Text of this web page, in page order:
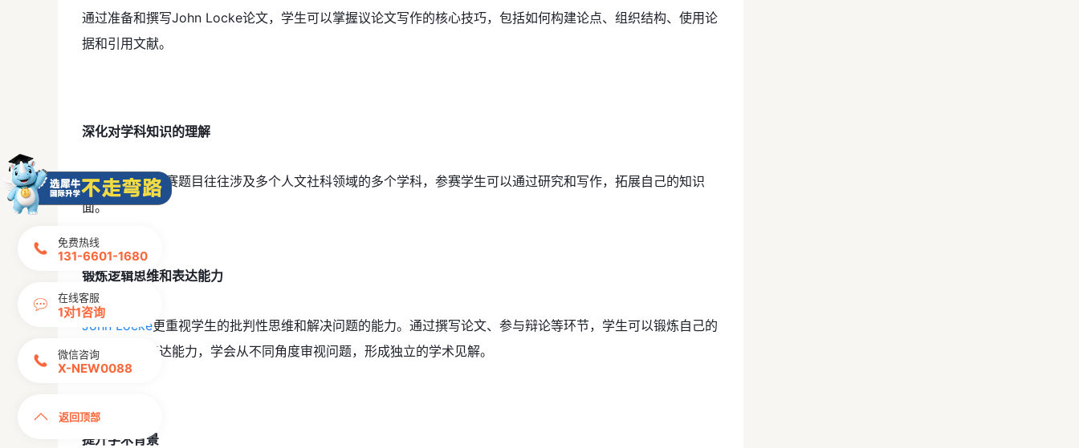
通过准备和撰写John Locke论文，学生可以掌握议论文写作的核心技巧，包括如何构建论点、组织结构、使用论
据和引用文献。
深化对学科知识的理解
John Locke竞赛题目往往涉及多个人文社科领域的多个学科，参赛学生可以通过研究和写作，拓展自己的知识
面。
锻炼逻辑思维和表达能力
John Locke更重视学生的批判性思维和解决问题的能力。通过撰写论文、参与辩论等环节，学生可以锻炼自己的
逻辑思维和表达能力，学会从不同角度审视问题，形成独立的学术见解。
提升学术背景
免费热线
131-6601-1680
在线客服
1对1咨询
微信咨询
X-NEW0088
返回顶部